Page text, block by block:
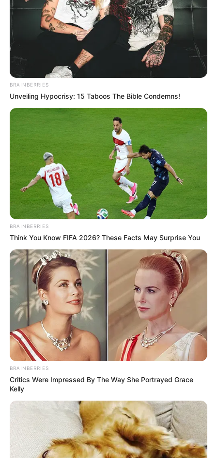
BRAINBERRIES
Unveiling Hypocrisy: 15 Taboos The Bible Condemns!
BRAINBERRIES
Think You Know FIFA 2026? These Facts May Surprise You
BRAINBERRIES
Critics Were Impressed By The Way She Portrayed Grace
Kelly